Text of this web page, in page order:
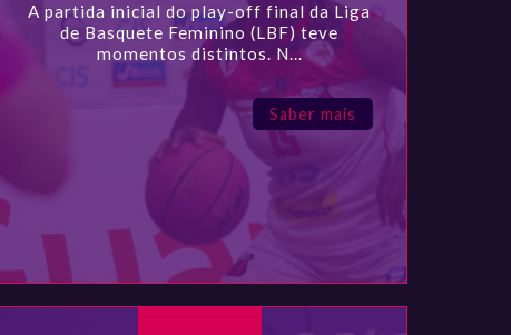
A partida inicial do play-off final da Liga
de Basquete Feminino (LBF) teve
momentos distintos. N...
Saber mais